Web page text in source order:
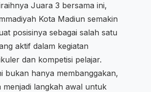
Juara 3 bersama ini,
Kota Madiun semakin
posisinya sebagai salah satu
aktif dalam kegiatan
dan kompetisi pelajar.
bukan hanya membanggakan,
menjadi langkah awal untuk